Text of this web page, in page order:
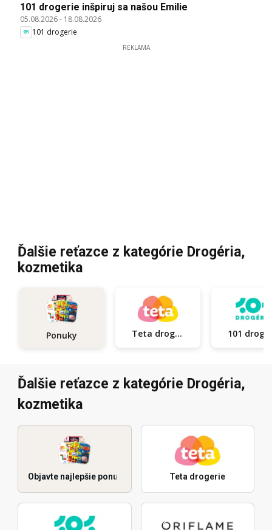
101 drogerie inšpiruj sa našou Emilie
05.08.2026- 18.08.2026
101 drogerie
REKLAMA
Ďalšie reťazce z kategórie Drogéria,
kozmetika
Ponuky Teta drogerie
Ďalšie reťazce z kategórie Drogéria,
kozmetika
Objavte najlepšie ponuky Teta drogerie